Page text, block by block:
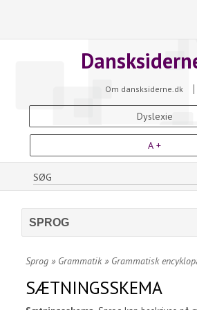
Om dansksiderne.dk
Dyslexie
A +
SPROG
Sprog » Grammatik» Grammatisk
SÆTNINGSSKEMA